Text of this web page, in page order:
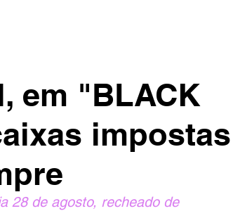
em "BLACK
impostas
28 de agosto, recheado de